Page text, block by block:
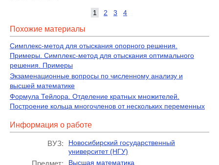
1 2 3 4
Похожие материалы
Симплекс-метод для отыскания опорного решения.
Примеры. Симплекс-метод для отыскания оптимального
решения. Примеры
Экзаменационные вопросы по численному анализу и
высшей математике
Формула Тейлора. Отделение кратных множителей.
Построение кольца многочленов от нескольких переменных
Информация о работе
ВУЗ:
Новосибирский государственный
университет (НГУ)
Предмет: Высшая математика